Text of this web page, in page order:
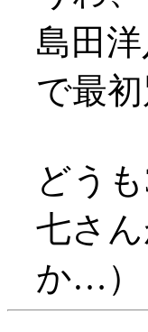
島田
で最
どう
七さ
か…）